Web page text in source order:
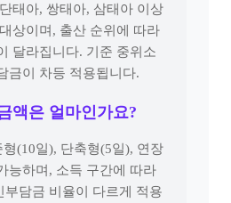
태아, 쌍태아, 삼태아 이상
상이며, 출산 순위에 따라
달라집니다. 기준 중위소
금이 차등 적용됩니다.
액은 얼마인가요?
형(10일), 단축형(5일), 연장
능하며, 소득 구간에 따라
부담금 비율이 다르게 적용